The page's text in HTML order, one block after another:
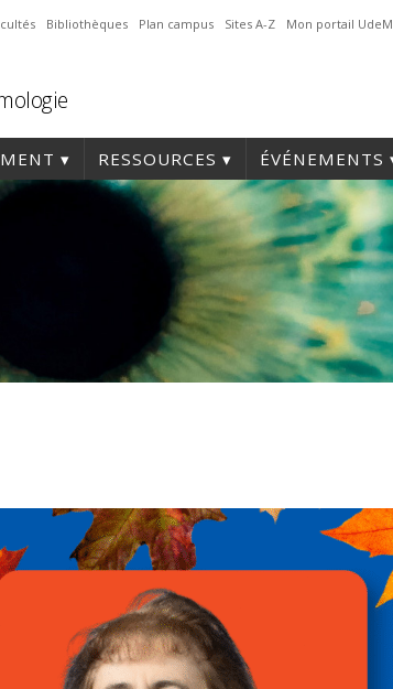
Bibliothèques Plan campus Sites A-Z Mon portail UdeM
RESSOURCES ÉVÉNEMENTS